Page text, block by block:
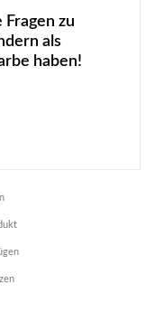
Fragen zu
als
haben!